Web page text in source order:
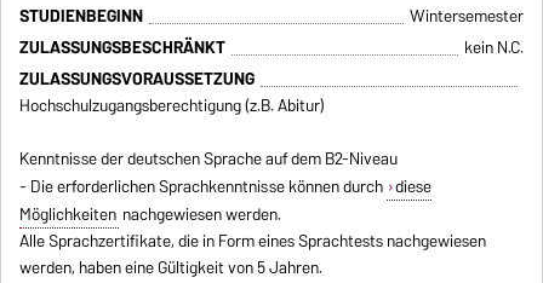
STUDIENBEGINN
Wintersemester
ZULASSUNGSBESCHRÄNKT
kein N.C.
ZULASSUNGSVORAUSSETZUNG
Hochschulzugangsberechtigung (z.B. Abitur)
Kenntnisse der deutschen Sprache auf dem B2-Niveau
- Die erforderlichen Sprachkenntnisse können durch diese
Möglichkeiten nachgewiesen werden.
Alle Sprachzertifikate, die in Form eines Sprachtests nachgewiesen
werden, haben eine Gültigkeit von 5 Jahren.